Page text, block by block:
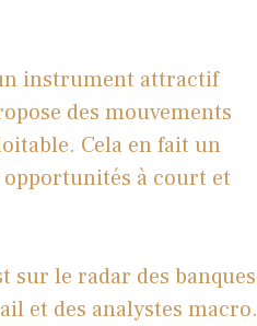
instrument attractif
des mouvements
Cela en fait un
à court et
sur le radar des banques
et des analystes macro.